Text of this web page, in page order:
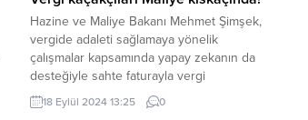
Hazine ve Maliye Bakanı Mehmet Şimşek,
vergide adaleti sağlamaya yönelik
çalışmalar kapsamında yapay zekanın da
desteğiyle sahte faturayla vergi
kaçakçılığı yapanları sıkı takibe aldıklarını
açıkladı. 4 bin 500 büyük mükelleflerden
18 Eylül 2024 13:25 0